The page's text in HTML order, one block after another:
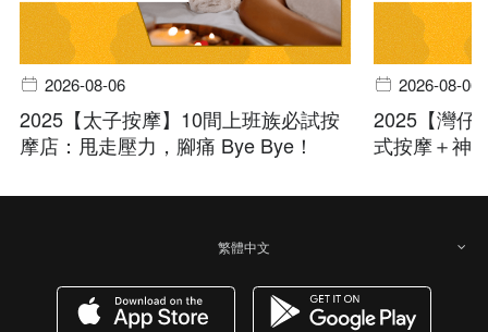
2026-08-06
2025【太子按摩】10間上班族必試按
摩店：甩走壓力，腳痛 Bye Bye！
2026-08-06
2025【灣仔
式按摩＋神
繁體中文